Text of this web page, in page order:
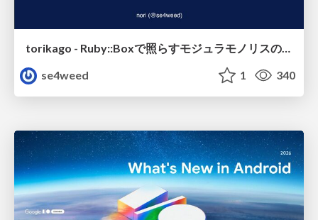
torikago - Ruby::Boxで照らすモジュラモノリスの実行境界
se4weed
1 340